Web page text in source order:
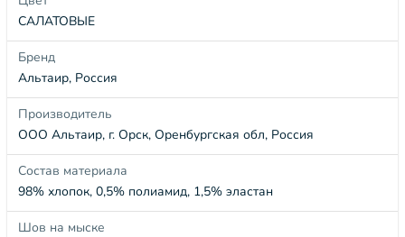
САЛАТОВЫЕ
Бренд
Альтаир, Россия
Производитель
ООО Альтаир, г. Орск, Оренбургская обл, Россия
Состав материала
98% хлопок, 0,5% полиамид, 1,5% эластан
Шов на мыске